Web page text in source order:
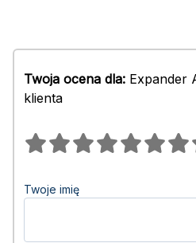
Twoja ocena dla: Expander
klienta
Twoje imię